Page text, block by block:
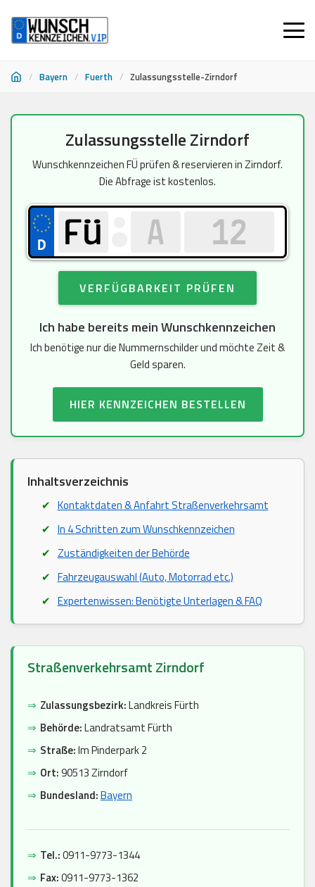
/ Bayern / Fuerth / Zulassungsstelle-Zirndorf
springen
Zulassungsstelle Zirndorf
Wunschkennzeichen FÜ prüfen & reservieren in Zirndorf.
Die Abfrage ist kostenlos.
VERFÜGBARKEIT PRÜFEN
Ich habe bereits mein Wunschkennzeichen
Ich benötige nur die Nummernschilder und möchte Zeit &
Geld sparen.
HIER KENNZEICHEN BESTELLEN
Inhaltsverzeichnis
Kontaktdaten & Anfahrt Straßenverkehrsamt
In 4 Schritten zum Wunschkennzeichen
Zuständigkeiten der Behörde
Fahrzeugauswahl (Auto, Motorrad etc.)
Expertenwissen: Benötigte Unterlagen & FAQ
Straßenverkehrsamt Zirndorf
⇒ Zulassungsbezirk:Landkreis Fürth
⇒ Behörde:Landratsamt Fürth
⇒ Straße:Im Pinderpark 2
⇒ Ort:90513 Zirndorf
⇒ Bundesland:Bayern
⇒ Tel.:0911-9773-1344
⇒ Fax:0911-9773-1362